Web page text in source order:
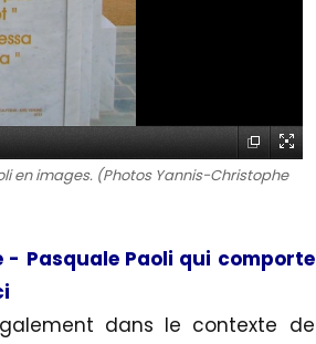
en images. (Photos Yannis-Christophe
- Pasquale Paoli qui comporte
dans le contexte de